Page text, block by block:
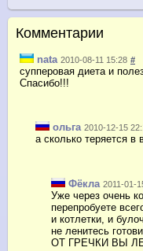
Комментарии
nata 2010-08-11 15:28 #
супперовая диета и
Спасибо!!!
ольга 2010-12-15
а сколько теряется в
Фёкла 2011-01-
Уже через очень
перепробуете
и котлетки, и
не ленитесь
ОТ ГРЕЧКИ ВЫ